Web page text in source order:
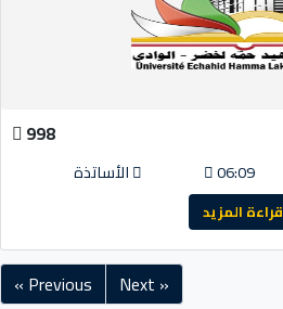
998
06:09 الأساتذة
قراءة المزيد
« Previous Next »